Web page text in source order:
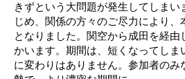
きずという大問題が発生してしまい
じめ、関係の方々のご尽力により、
となりました。関空から成田を経由
かいます。期間は、短くなってしま
に変わりはありません。参加者のみ